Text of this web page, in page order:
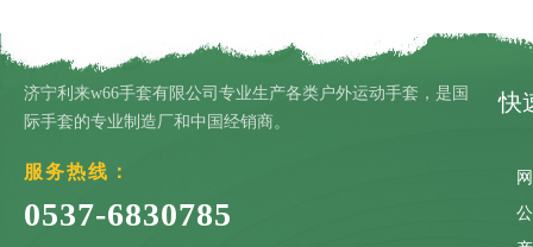
济宁利来w66手套有限公司专业生产各类户外运动手套，是国
际手套的专业制造厂和中国经销商。
服务热线：
0537-6830785
快